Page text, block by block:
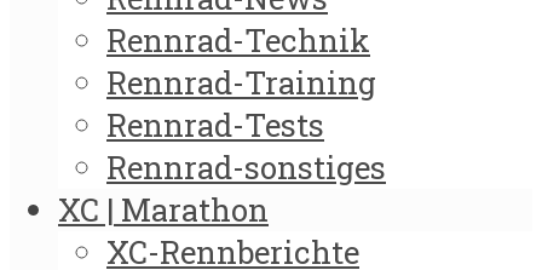
Rennrad-Technik
Rennrad-Training
Rennrad-Tests
Rennrad-sonstiges
XC | Marathon
XC-Rennberichte